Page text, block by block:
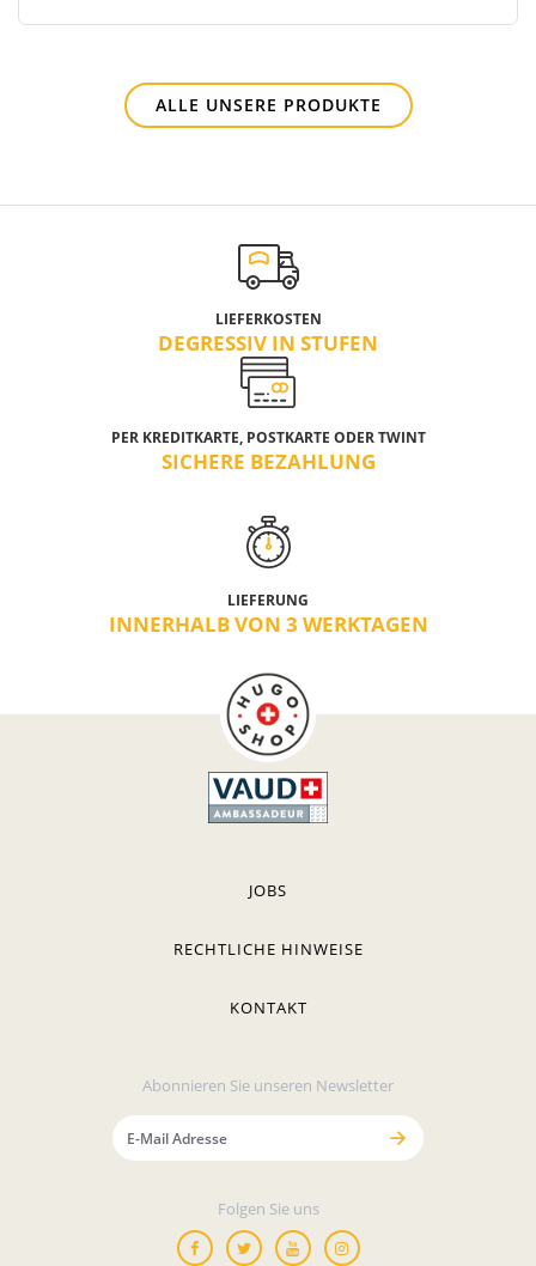
ALLE UNSERE PRODUKTE
LIEFERKOSTEN
DEGRESSIV IN STUFEN
PER KREDITKARTE, POSTKARTE ODER TWINT
SICHERE BEZAHLUNG
LIEFERUNG
INNERHALB VON 3 WERKTAGEN
JOBS
RECHTLICHE HINWEISE
KONTAKT
Abonnieren Sie unseren Newsletter
Folgen Sie uns